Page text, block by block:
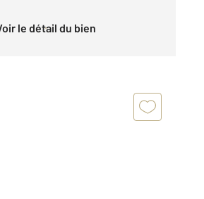
Voir le détail du bien